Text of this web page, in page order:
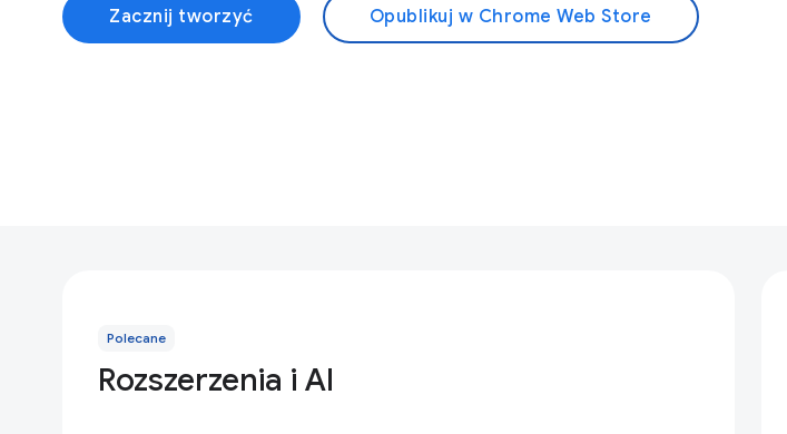
Zacznij tworzyć Opublikuj w Chrome Web Store
Polecane
Rozszerzenia i AI